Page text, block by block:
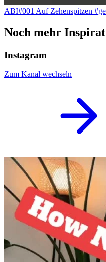
ABI#001 Auf Zehenspitzen
Noch mehr
Instagram
Zum Kanal wechseln